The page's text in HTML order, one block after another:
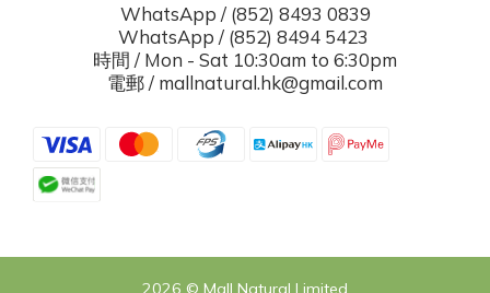
WhatsApp / (852) 8493 0839
WhatsApp / (852) 8494 5423
時間 / Mon - Sat 10:30am to 6:30pm
電郵 / mallnatural.hk@gmail.com
2026 © Mall Natural Limited